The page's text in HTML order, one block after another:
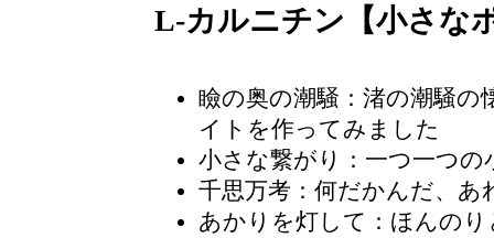
L-カルニチン【小さな
瞼の奥の潮騒 ：渚の潮騒
イトを作ってみました
小さな繋がり：一つ一つ
千思万考 ：何だかんだ、
あかりを灯して：ほんの